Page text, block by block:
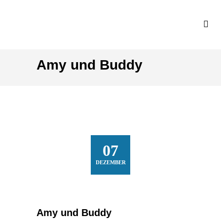
Amy und Buddy
07
DEZEMBER
Amy und Buddy